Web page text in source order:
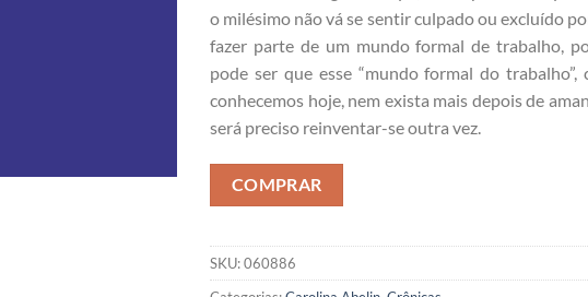
o milésimo não vá se sentir culpado ou excluído
fazer parte de um mundo formal de trabalho,
pode ser que esse “mundo formal do trabalho”,
conhecemos hoje, nem exista mais depois de
será preciso reinventar-se outra vez.
COMPRAR
SKU:060886